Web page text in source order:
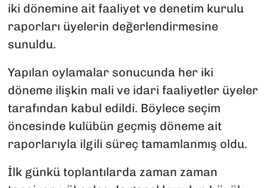
iki dönemine ait faaliyet ve denetim kurulu
raporları üyelerin değerlendirmesine
sunuldu.
Yapılan oylamalar sonucunda her iki
döneme ilişkin mali ve idari faaliyetler üyeler
tarafından kabul edildi. Böylece seçim
öncesinde kulübün geçmiş döneme ait
raporlarıyla ilgili süreç tamamlanmış oldu.
İlk günkü toplantılarda zaman zaman